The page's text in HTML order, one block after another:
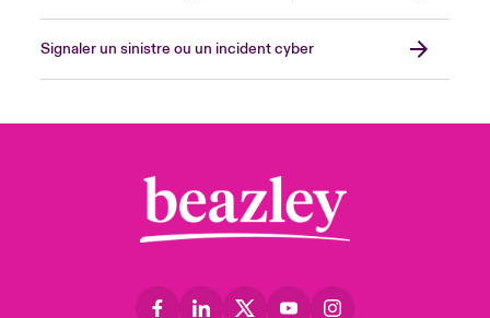
Signaler un sinistre ou un incident cyber